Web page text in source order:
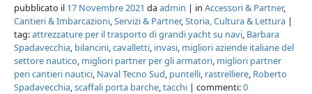
pubblicato il 17 Novembre 2021 daadmin | in Accessori & Partner,
Cantieri & Imbarcazioni,Servizi & Partner,Storia, Cultura & Lettura |
tag:attrezzature per il trasporto di grandi yacht su navi, Barbara
Spadavecchia, bilancini,cavalletti, invasi, migliori aziende italiane del
settore nautico, migliori partner per gli armatori, migliori partner
peri cantieri nautici, Naval Tecno Sud, puntelli, rastrelliere, Roberto
Spadavecchia,scaffali porta barche,tacchi | commenti:0